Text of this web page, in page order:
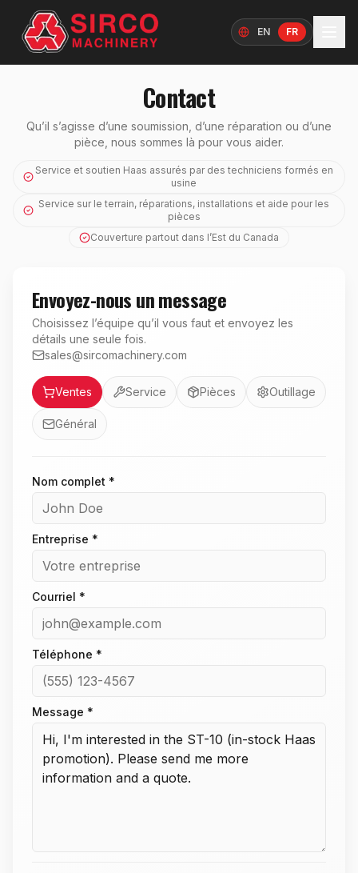
Langue
EN FR
Contact
Qu’il s’agisse d’une soumission, d’une réparation ou d’une
pièce, nous sommes là pour vous aider.
Service et soutien Haas assurés par des techniciens formés en
usine
Service sur le terrain, réparations, installations et aide pour les
pièces
Couverture partout dans l’Est du Canada
Envoyez-nous un message
Choisissez l’équipe qu’il vous faut et envoyez les
détails une seule fois.
sales@sircomachinery.com
Service
Ventes
Service Pièces Outillage
Général
Nom complet *
Entreprise *
Courriel *
Téléphone *
Message *